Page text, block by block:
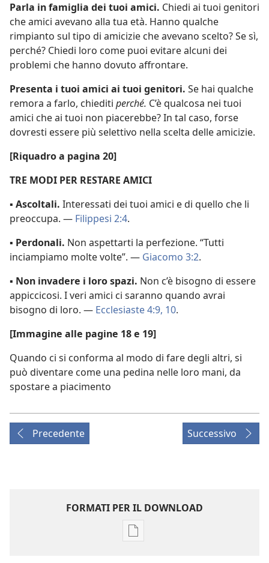
Parla in famiglia dei tuoi amici. Chiedi ai tuoi genitori
che amici avevano alla tua età. Hanno qualche
rimpianto sul tipo di amicizie che avevano scelto? Se sì,
perché? Chiedi loro come puoi evitare alcuni dei
problemi che hanno dovuto affrontare.
Presenta i tuoi amici ai tuoi genitori. Se hai qualche
remora a farlo, chiediti perché. C’è qualcosa nei tuoi
amici che ai tuoi non piacerebbe? In tal caso, forse
dovresti essere più selettivo nella scelta delle amicizie.
[Riquadro a pagina 20]
TRE MODI PER RESTARE AMICI
▪ Ascoltali. Interessati dei tuoi amici e di quello che li
preoccupa. — Filippesi 2:4.
▪ Perdonali. Non aspettarti la perfezione. “Tutti
inciampiamo molte volte”. — Giacomo 3:2.
▪ Non invadere i loro spazi. Non c’è bisogno di essere
appiccicosi. I veri amici ci saranno quando avrai
bisogno di loro. — Ecclesiaste 4:9, 10.
[Immagine alle pagine 18 e 19]
Quando ci si conforma al modo di fare degli altri, si
può diventare come una pedina nelle loro mani, da
spostare a piacimento
Precedente Successivo
FORMATI PER IL DOWNLOAD
Opzioni